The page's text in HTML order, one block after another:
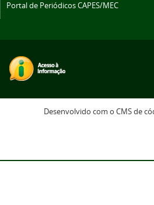
Portal de Periódicos CAPES/MEC
Desenvolvido com o CMS de